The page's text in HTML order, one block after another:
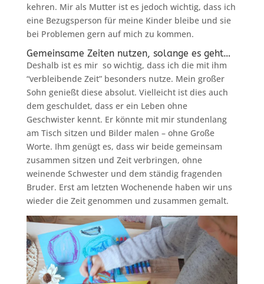
kehren. Mir als Mutter ist es jedoch wichtig, dass ich
eine Bezugsperson für meine Kinder bleibe und sie
bei Problemen gern auf mich zu kommen.
Gemeinsame Zeiten nutzen, solange es geht…
Deshalb ist es mir so wichtig, dass ich die mit ihm
“verbleibende Zeit” besonders nutze. Mein großer
Sohn genießt diese absolut. Vielleicht ist dies auch
dem geschuldet, dass er ein Leben ohne
Geschwister kennt. Er könnte mit mir stundenlang
am Tisch sitzen und Bilder malen – ohne Große
Worte. Ihm genügt es, dass wir beide gemeinsam
zusammen sitzen und Zeit verbringen, ohne
weinende Schwester und dem ständig fragenden
Bruder. Erst am letzten Wochenende haben wir uns
wieder die Zeit genommen und zusammen gemalt.